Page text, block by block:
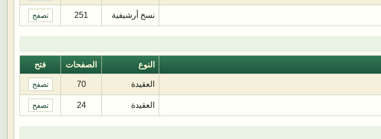
نسخ أرشيفية 251 تصفح
النوع الصفحات فتح
العقيدة 70 تصفح
العقيدة 24 تصفح